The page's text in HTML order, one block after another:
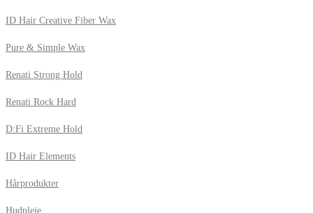
ID Hair Creative Fiber Wax
Pure & Simple Wax
Renati Strong Hold
Renati Rock Hard
D:Fi Extreme Hold
ID Hair Elements
Hårprodukter
Hudpleje